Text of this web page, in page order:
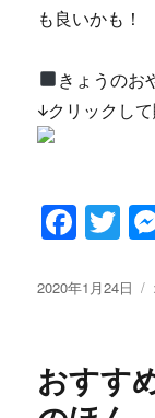
も良いかも！
きょうのお
↓クリックし
F
c
b
o
T
it
r
投
2020年1月24日
おすす